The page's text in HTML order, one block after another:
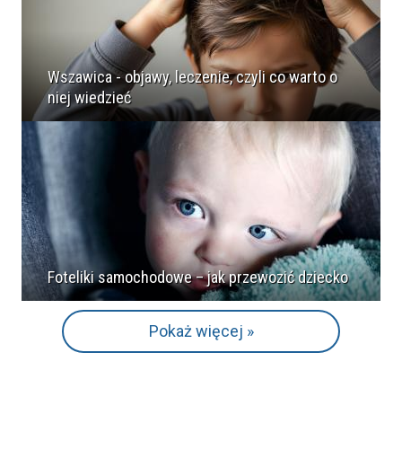
Wszawica - objawy, leczenie, czyli co warto o
niej wiedzieć
Foteliki samochodowe – jak przewozić dziecko
Pokaż więcej »